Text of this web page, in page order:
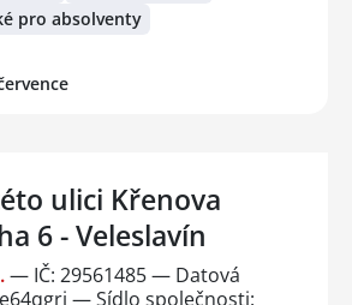
pro absolventy
ulici Křenova
6 - Veleslavín
— IČ: 29561485 — Datová
— Sídlo společnosti: